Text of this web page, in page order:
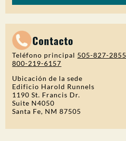
Contacto
Teléfono principal 505-827-2855
800-219-6157
Ubicación de la sede
Edificio Harold Runnels
1190 St. Francis Dr.
Suite N4050
Santa Fe, NM 87505